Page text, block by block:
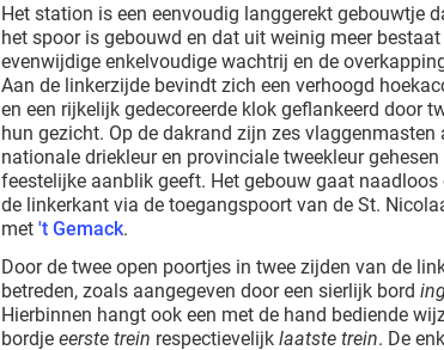
Het station is een eenvoudig langgerekt gebouwtje
het spoor is gebouwd en dat uit weinig meer bestaat
evenwijdige enkelvoudige wachtrij en de
Aan de linkerzijde bevindt zich een verhoogd
en een rijkelijk gedecoreerde klok geflankeerd door
hun gezicht. Op de dakrand zijn zes vlaggenmasten
nationale driekleur en provinciale tweekleur
feestelijke aanblik geeft. Het gebouw gaat naadloos
de linkerkant via de toegangspoort van de St.
met 't Gemack.
Door de twee open poortjes in twee zijden van de
betreden, zoals aangegeven door een sierlijk bord
Hierbinnen hangt ook een met de hand bediende
bordje eerste trein respectievelijk laatste trein. De